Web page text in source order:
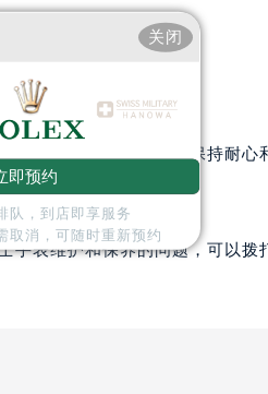
处理过程中最重要的是保持耐心
手表维护和保养的问题，可以拨
关闭
即预约
队，到店即享服务
取消，可随时重新预约